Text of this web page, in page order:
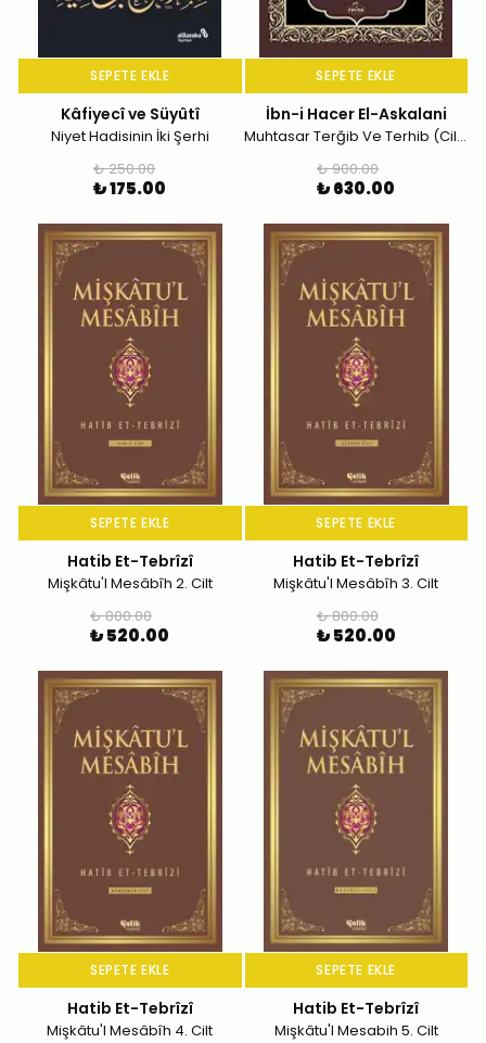
SEPETE EKLE
Kâfiyecî ve Süyûtî
Niyet Hadisinin İki Şerhi
₺ 250.00
₺ 175.00
SEPETE EKLE
İbn-i Hacer El-Askalani
Muhtasar Terğib Ve Terhib (Ciltli)
₺ 900.00
₺ 630.00
SEPETE EKLE
Hatib Et-Tebrîzî
Mişkâtu'l Mesâbîh 2. Cilt
₺ 800.00
₺ 520.00
SEPETE EKLE
Hatib Et-Tebrîzî
Mişkâtu'l Mesâbîh 3. Cilt
₺ 800.00
₺ 520.00
SEPETE EKLE
Hatib Et-Tebrîzî
Mişkâtu'l Mesâbîh 4. Cilt
SEPETE EKLE
Hatib Et-Tebrîzî
Mişkâtu'l Mesabih 5. Cilt